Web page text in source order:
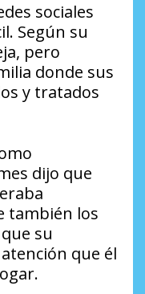
sociales
Según su
pero
donde sus
y tratados
dijo que
también los
su
que él